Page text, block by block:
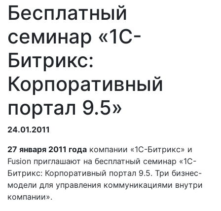
Бесплатный
семинар «1С-
Битрикс:
Корпоративный
портал 9.5»
24.01.2011
27 января 2011 года компании «1С-Битрикс» и
Fusion приглашают на бесплатный семинар «1С-
Битрикс: Корпоративный портал 9.5. Три бизнес-
модели для управления коммуникациями внутри
компании».